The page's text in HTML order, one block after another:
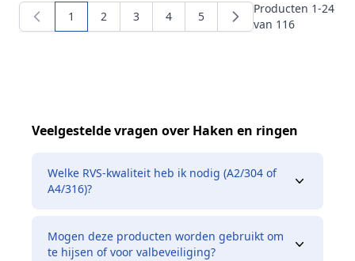
Producten 1-24
van 116
U lees momenteel pagina
1 Pagina
2 Pagina
3 Pagina
4 Pagina
5
Veelgestelde vragen over Haken en ringen
Welke RVS-kwaliteit heb ik nodig (A2/304 of
A4/316)?
Mogen deze producten worden gebruikt om
te hijsen of voor valbeveiliging?